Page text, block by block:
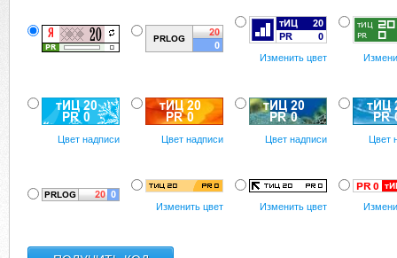
Изменить цвет
Цвет надписи Цвет надписи Цвет надписи Цвет
Изменить цвет Изменить цвет